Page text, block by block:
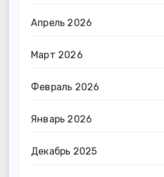
Апрель 2026
Март 2026
Февраль 2026
Январь 2026
Декабрь 2025